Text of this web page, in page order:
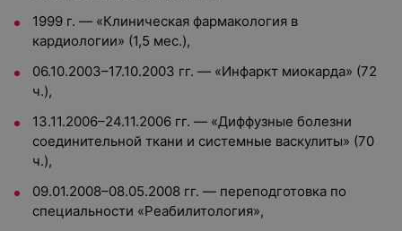
1999 г. — «Клиническая фармакология в
кардиологии» (1,5 мес.),
06.10.2003–17.10.2003 гг. — «Инфаркт миокарда» (72
ч.),
13.11.2006–24.11.2006 гг. — «Диффузные болезни
соединительной ткани и системные васкулиты» (70
ч.),
09.01.2008–08.05.2008 гг. — переподготовка по
специальности «Реабилитология»,